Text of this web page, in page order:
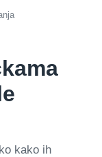
kako ih